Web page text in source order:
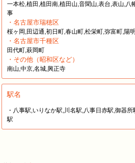
一本松,植田,植田南,植田山,音聞山,表台,表山,八
事
・名古屋市瑞穂区
桜ヶ岡,田辺通,初日町,春山町,松栄町,弥富町,陽
・名古屋市千種区
田代町,萩岡町
・その他（昭和区など）
南山,中京,名城,興正寺
駅名
・八事駅,いりなか駅,川名駅,八事日赤駅,御器
駅